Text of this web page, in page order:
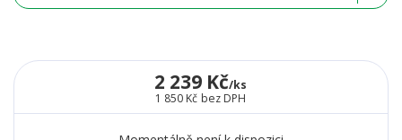
2 239 Kč/ks
1 850 Kč bez DPH